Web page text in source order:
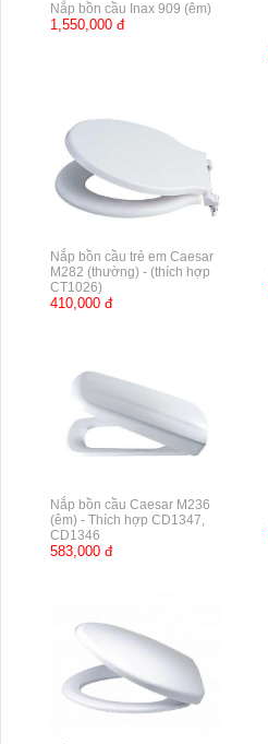
Nắp bồn cầu Inax 909 (êm)
1,550,000 đ
Nắp bồn cầu trẻ em Caesar
M282 (thường) - (thích hợp
CT1026)
410,000 đ
Nắp bồn cầu Caesar M236
(êm) - Thích hợp CD1347,
CD1346
583,000 đ